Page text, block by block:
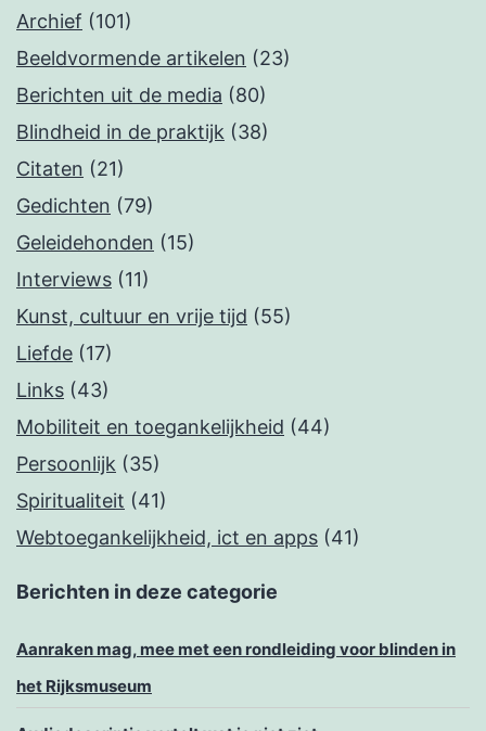
Archief (101)
Beeldvormende artikelen (23)
Berichten uit de media (80)
Blindheid in de praktijk (38)
Citaten (21)
Gedichten (79)
Geleidehonden (15)
Interviews (11)
Kunst, cultuur en vrije tijd (55)
Liefde (17)
Links (43)
Mobiliteit en toegankelijkheid (44)
Persoonlijk (35)
Spiritualiteit (41)
Webtoegankelijkheid, ict en apps (41)
Berichten in deze categorie
Aanraken mag, mee met een rondleiding voor blinden in
het Rijksmuseum